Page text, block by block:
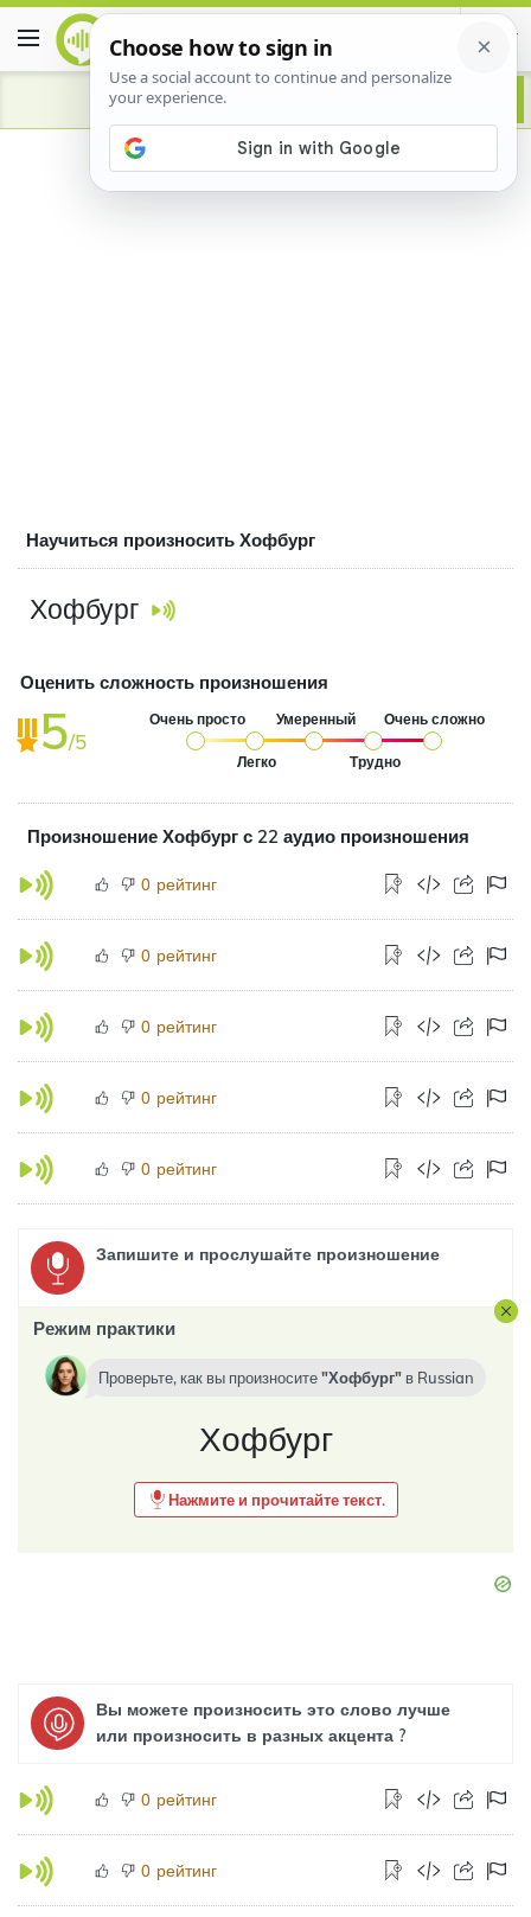
Advertisement
Научиться произносить Хофбург
Хофбург
Оценить сложность произношения
5/5
Очень просто
Легко
Умеренный
Трудно
Очень сложно
Произношение Хофбург с 22 аудио произношения
0 рейтинг
0 рейтинг
0 рейтинг
0 рейтинг
0 рейтинг
Запишите и прослушайте произношение
Режим практики
Проверьте, как вы произносите Хофбург в Russian
Хофбург
Нажмите и прочитайте текст.
Вы можете произносить это слово лучше
или произносить в разных акцента ?
0 рейтинг
0 рейтинг